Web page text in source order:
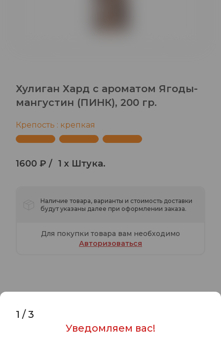
Хулиган Хард с ароматом Ягоды-
мангустин (ПИНК), 200 гр.
Крепость : крепкая
1600 ₽ / 1 x Штука.
Наличие товара, варианты и стоимость доставки
будут указаны далее при оформлении заказа.
Для покупки товара вам необходимо
Авторизоваться
Хулиган Хард с ароматом Ягоды-
1 /3
Уведомляем вас!